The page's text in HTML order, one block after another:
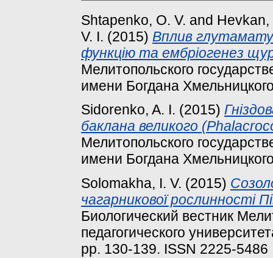
Shtapenko, O. V. and Hevkan,
V. I. (2015) Вплив
функцію та ембріогенез
Мелитопольского
имени Богдана
Sidorenko, A. I. (2015)
баклана великого
Мелитопольского
имени Богдана
Solomakha, I. V. (2015)
чагарникової рослинності
Биологический вестник
педагогического
pp. 130-139. ISSN 2225-5486